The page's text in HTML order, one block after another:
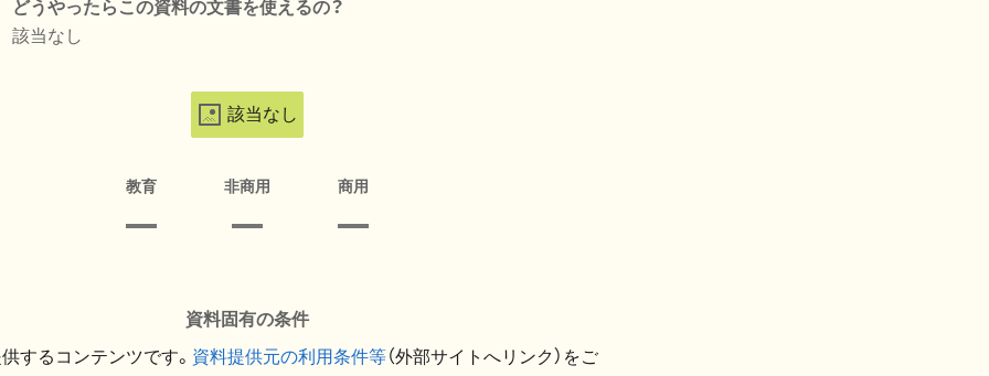
どうやったらこの資料の文書を使えるの？
該当なし
該当なし
教育 非商用 商用
資料固有の条件
するコンテンツです。 資料提供元の利用条件等（外部サイトへリンク）をご